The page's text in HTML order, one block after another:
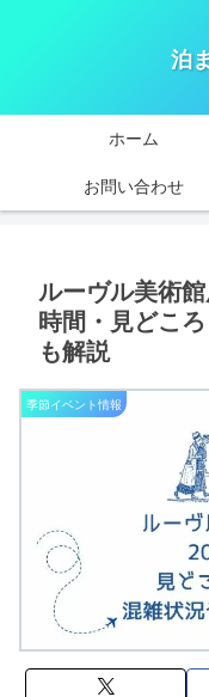
泊
ホーム
お問い合わせ
ルーヴル美術
時間・見どこ
も解説
季節イベント情報